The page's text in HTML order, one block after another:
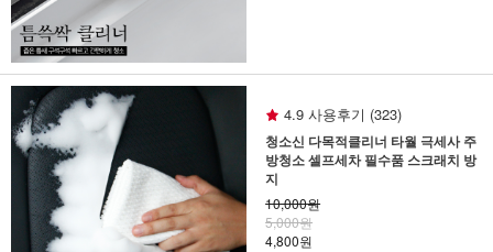
4.9 사용후기 (323)
청소신 다목적클리너 타월 극세사 주
방청소 셀프세차 필수품 스크래치 방
지
10,000원
5,000원
4,800원